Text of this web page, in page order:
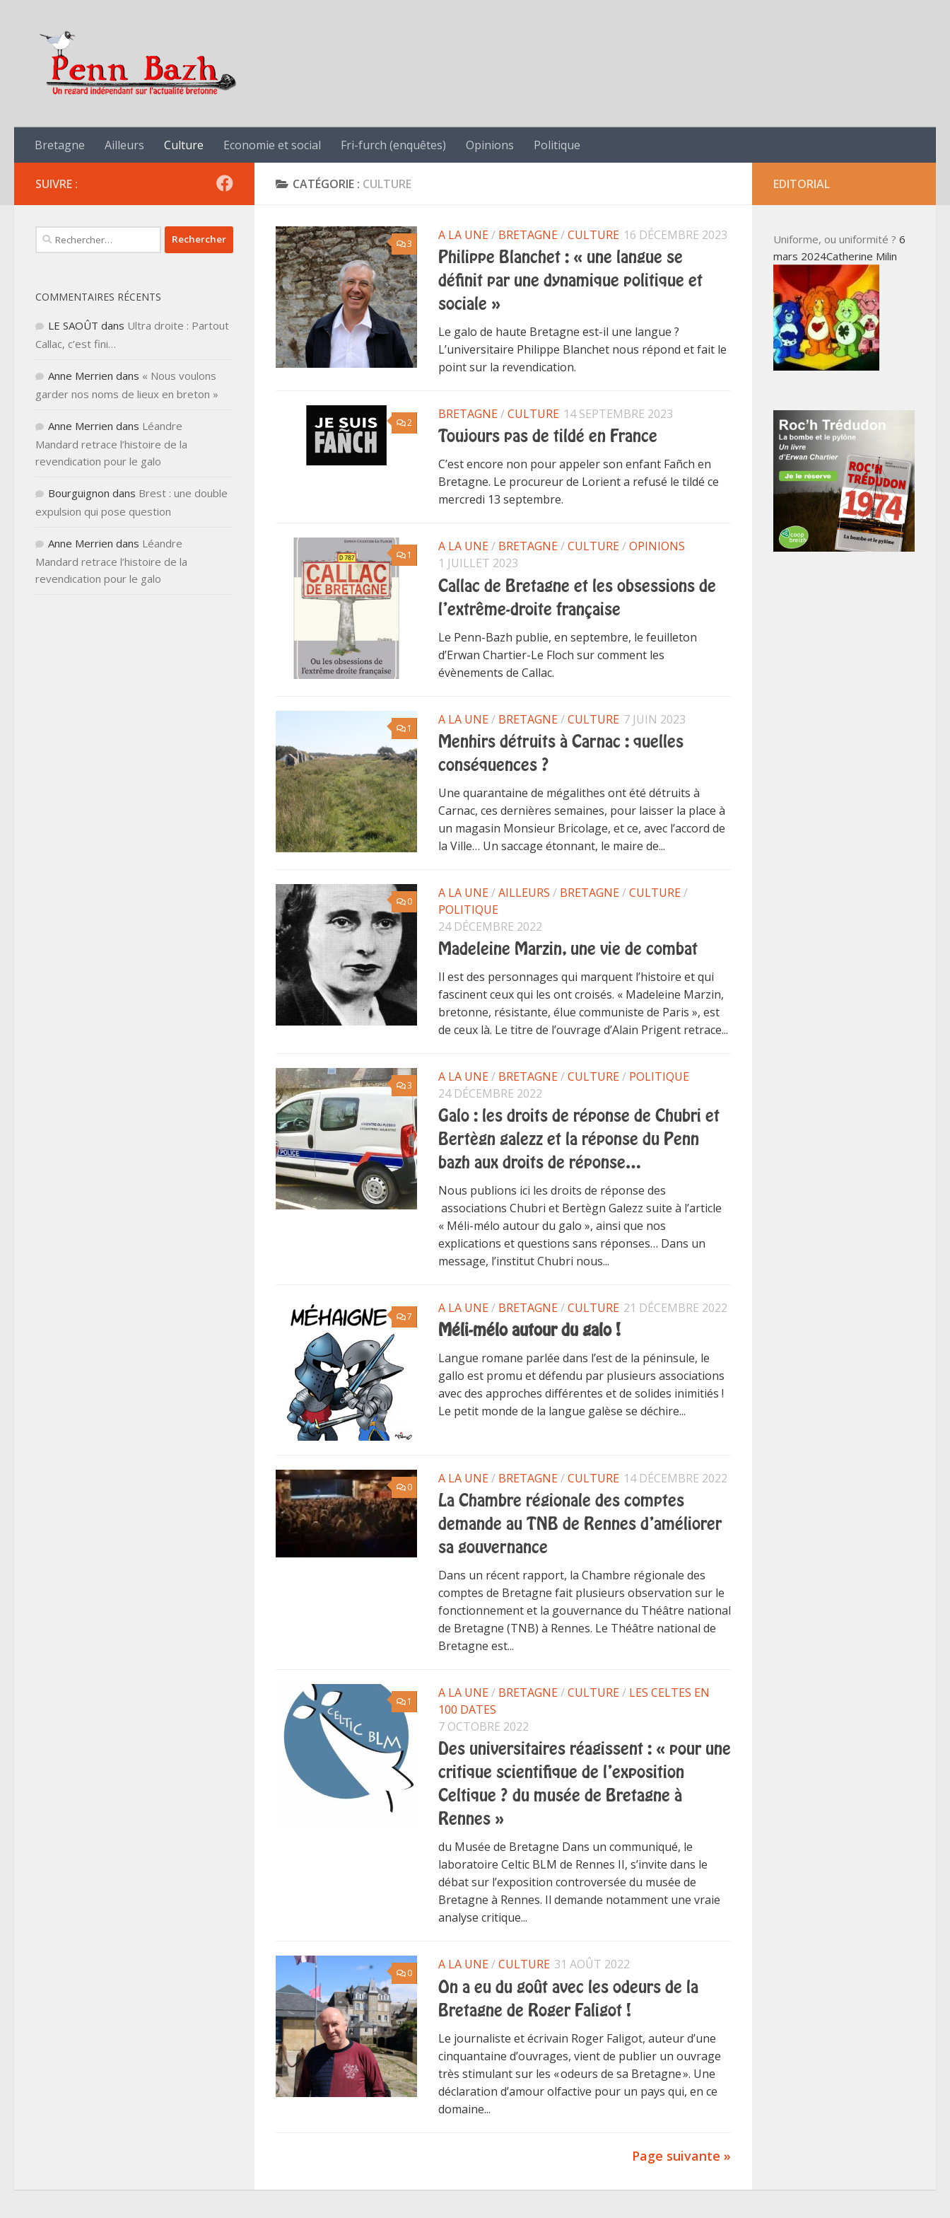
Bretagne Ailleurs Culture Economie et social Fri-furch (enquêtes) Opinions Politique
CATÉGORIE : CULTURE
3
A LA UNE/ BRETAGNE/CULTURE 16 DÉCEMBRE 2023
Philippe Blanchet : « une langue se
définit par une dynamique politique et
sociale »
Le galo de haute Bretagne est-il une langue ?
L’universitaire Philippe Blanchet nous répond et fait le
point sur la revendication.
2
BRETAGNE/CULTURE 14 SEPTEMBRE 2023
Toujours pas de tildé en France
C’est encore non pour appeler son enfant Fañch en
Bretagne. Le procureur de Lorient a refusé le tildé ce
mercredi 13 septembre.
1
A LA UNE/ BRETAGNE/CULTURE/OPINIONS
1 JUILLET 2023
Callac de Bretagne et les obsessions de
l’extrême-droite française
Le Penn-Bazh publie, en septembre, le feuilleton
d’Erwan Chartier-Le Floch sur comment les
évènements de Callac.
1
A LA UNE/ BRETAGNE/CULTURE 7 JUIN 2023
Menhirs détruits à Carnac : quelles
conséquences ?
Une quarantaine de mégalithes ont été détruits à
Carnac, ces dernières semaines, pour laisser la place à
un magasin Monsieur Bricolage, et ce, avec l’accord de
la Ville… Un saccage étonnant, le maire de...
0
A LA UNE/AILLEURS / BRETAGNE/CULTURE/
POLITIQUE
24 DÉCEMBRE 2022
Madeleine Marzin, une vie de combat
Il est des personnages qui marquent l’histoire et qui
fascinent ceux qui les ont croisés. « Madeleine Marzin,
bretonne, résistante, élue communiste de Paris », est
de ceux là. Le titre de l’ouvrage d’Alain Prigent retrace...
3
A LA UNE/ BRETAGNE/CULTURE/ POLITIQUE
24 DÉCEMBRE 2022
Galo : les droits de réponse de Chubri et
Bertègn galezz et la réponse du Penn
bazh aux droits de réponse…
Nous publions ici les droits de réponse des
associations Chubri et Bertègn Galezz suite à l’article
« Méli-mélo autour du galo », ainsi que nos
explications et questions sans réponses… Dans un
message, l’institut Chubri nous...
7
A LA UNE/ BRETAGNE/CULTURE 21 DÉCEMBRE 2022
Méli-mélo autour du galo !
Langue romane parlée dans l’est de la péninsule, le
gallo est promu et défendu par plusieurs associations
avec des approches différentes et de solides inimitiés !
Le petit monde de la langue galèse se déchire...
0
A LA UNE/ BRETAGNE/CULTURE 14 DÉCEMBRE 2022
La Chambre régionale des comptes
demande au TNB de Rennes d’améliorer
sa gouvernance
Dans un récent rapport, la Chambre régionale des
comptes de Bretagne fait plusieurs observation sur le
fonctionnement et la gouvernance du Théâtre national
de Bretagne (TNB) à Rennes. Le Théâtre national de
Bretagne est...
1
A LA UNE/ BRETAGNE/CULTURE/ LES CELTES EN
100 DATES
7 OCTOBRE 2022
Des universitaires réagissent : « pour une
critique scientifique de l’exposition
Celtique ? du musée de Bretagne à
Rennes »
du Musée de Bretagne Dans un communiqué, le
laboratoire Celtic BLM de Rennes II, s’invite dans le
débat sur l’exposition controversée du musée de
Bretagne à Rennes. Il demande notamment une vraie
analyse critique...
0
A LA UNE/CULTURE 31 AOÛT 2022
On a eu du goût avec les odeurs de la
Bretagne de Roger Faligot !
Le journaliste et écrivain Roger Faligot, auteur d’une
cinquantaine d’ouvrages, vient de publier un ouvrage
très stimulant sur les « odeurs de sa Bretagne ». Une
déclaration d’amour olfactive pour un pays qui, en ce
domaine...
Page suivante »
SUIVRE :
Rechercher :
COMMENTAIRES RÉCENTS
LE SAOÛT dans Ultra droite : Partout
Callac, c’est fini…
Anne Merrien dans « Nous voulons
garder nos noms de lieux en breton »
Anne Merrien dans Léandre
Mandard retrace l’histoire de la
revendication pour le galo
Bourguignon dans Brest : une double
expulsion qui pose question
Anne Merrien dans Léandre
Mandard retrace l’histoire de la
revendication pour le galo
EDITORIAL
Uniforme, ou uniformité ? 6
mars 2024Catherine Milin